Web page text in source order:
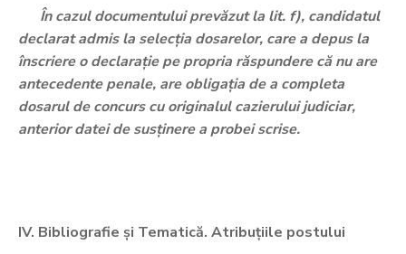
În cazul documentului prevăzut la lit. f), candidatul
declarat admis la selecția dosarelor, care a depus la
înscriere o declarație pe propria răspundere că nu are
antecedente penale, are obligația de a completa
dosarul de concurs cu originalul cazierului judiciar,
anterior datei de susținere a probei scrise.
IV. Bibliografie și Tematică. Atribuțiile postului